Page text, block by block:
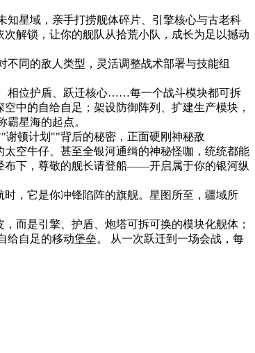
知星域，亲手打捞舰体碎片、引擎核心与古老科
解锁，让你的舰队从拾荒小队，成长为足以撼动
不同的敌人类型，灵活调整战术部署与技能组
相位护盾、跃迁核心……每一个战斗模块都可拆
中的自给自足；架设防御阵列、扩建生产模块，
星海的起点。
谢顿计划""背后的秘密，正面硬刚神秘敌
空牛仔、甚至全银河通缉的神秘怪咖，统统都能
布下，尊敬的舰长请登船——开启属于你的银河纵
，它是你冲锋陷阵的旗舰。星图所至，疆域所
而是引擎、护盾、炮塔可拆可换的模块化舰体；
自足的移动堡垒。 从一次跃迁到一场会战，每